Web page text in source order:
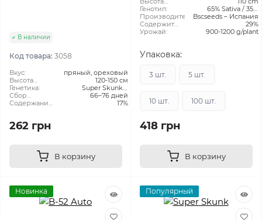
В наличии
Код товара: 3058
Вкус:
пряный, ореховый
Высота
растения:
120-150 см
Генетика:
Super Skunk x
Ruderalis
Сбор
Урожая:
66–76 дней
Содержание
17%
262 грн
В корзину
растения:
Генотип:
65% Sativa / 35%
Indica
Производитель:Bscseeds – Испания
Содержит
THC:
29%
Урожай:
900-1200 g/plant
Упаковка:
3 шт. 5 шт.
10 шт. 100 шт.
418 грн
В корзину
Новинка Популярный